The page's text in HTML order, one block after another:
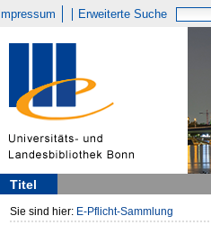
Impressum Erweiterte Suche
Titel
Sie sind hier: E-Pflicht-Sammlung